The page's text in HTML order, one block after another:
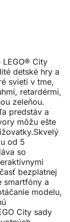
City
detské hry a
svieti v tme,
retardérmi,
zeleňou.
predstáv a
môžu ešte
od 5
so
bezplatnej
smartfóny a
modelu,
City sady